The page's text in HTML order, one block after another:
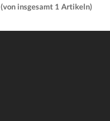
(von insgesamt 1 Artikeln)